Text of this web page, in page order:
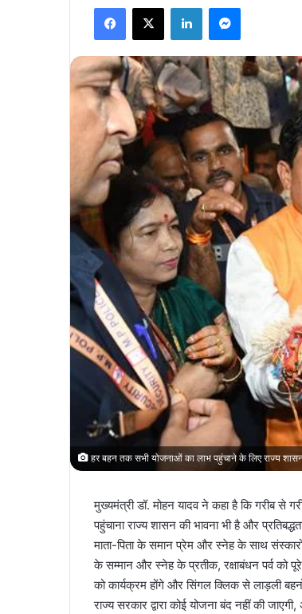
Facebook
X LinkedInMessenger
हर बहन तक सभी योजनाओं का लाभ पहुंचाने के लिए राज्य शासन
मुख्यमंत्री डॉ. मोहन यादव ने कहा है कि गरीब
पहुंचाना राज्य शासन की भावना भी है और
माता-पिता के समान प्रेम और स्नेह के साथ संस्कारों
के सम्मान और स्नेह के प्रतीक, रक्षाबंधन पर्व को
को कार्यक्रम होंगे और सिंगल क्लिक से लाड़ली
राज्य सरकार द्वारा कोई योजना बंद नहीं की